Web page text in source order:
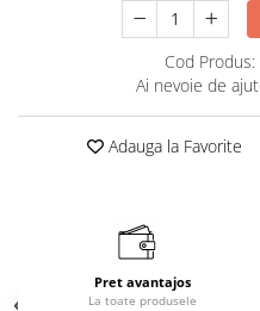
curea de distributie
Masini de gaurit cu masa
Masini de gaurit cu stand si
Masini de gaurit si frezat
Masini de frezat universale
Centre de prelucrare verticale
Masini de frezat cu batiu
Cod Produs:
Ai nevoie de
Adauga la Favorite
Pret avantajos
La toate produsele